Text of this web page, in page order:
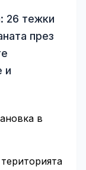
26 тежки
през
и
в